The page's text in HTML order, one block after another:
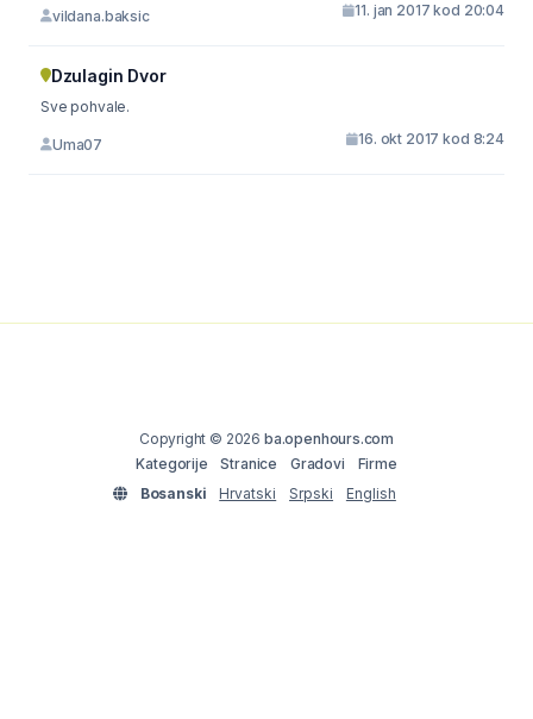
vildana.baksic 11. jan 2017 kod 20:04
Dzulagin Dvor
Sve pohvale.
Uma07 16. okt 2017 kod 8:24
Copyright © 2026 ba.openhours.com
Kategorije
Stranice Gradovi
Firme
Bosanski
Hrvatski Srpski English